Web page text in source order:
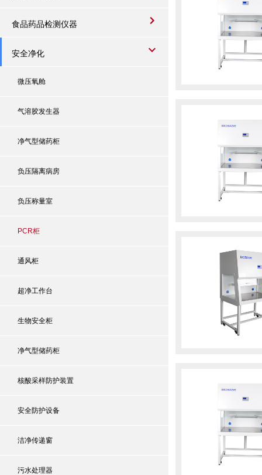
食品药品检测仪器
安全净化
微压氧舱
气溶胶发生器
净气型储药柜
负压隔离病房
负压称量室
PCR柜
通风柜
超净工作台
生物安全柜
净气型储药柜
核酸采样防护装置
安全防护设备
洁净传递窗
污水处理器